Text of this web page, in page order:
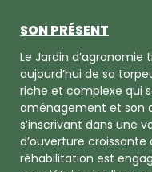
SON PRÉSENT
Le Jardin
aujourd’hui de sa
riche et complexe qui
aménagement et son
s’inscrivant dans une
d’ouverture
réhabilitation est